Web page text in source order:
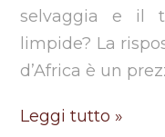
selvaggia e il
limpide? La
d’Africa è un
Leggi tutto »